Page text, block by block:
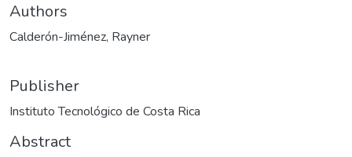
Authors
Calderón-Jiménez, Rayner
Publisher
Instituto Tecnológico de Costa Rica
Abstract